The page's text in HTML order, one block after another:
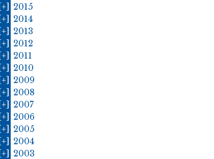
[+] 2015
[+] 2014
[+] 2013
[+] 2012
[+] 2011
[+] 2010
[+] 2009
[+] 2008
[+] 2007
[+] 2006
[+] 2005
[+] 2004
[+] 2003